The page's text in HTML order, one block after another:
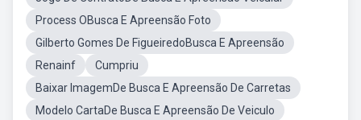
Process OBusca E Apreensão Foto
Gilberto Gomes De FigueiredoBusca E Apreensão
Renainf
Cumpriu
Baixar ImagemDe Busca E Apreensão De Carretas
Modelo CartaDe Busca E Apreensão De Veiculo